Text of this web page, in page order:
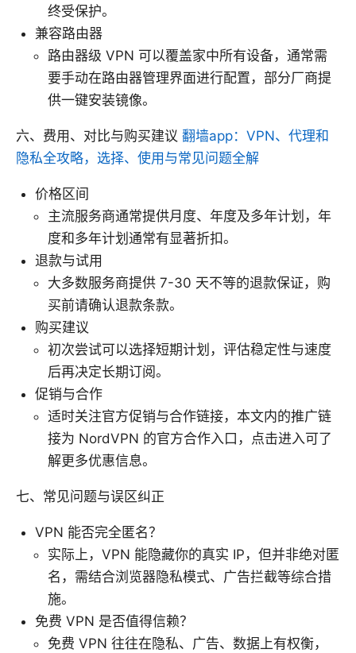
终受保护。
兼容路由器
路由器级 VPN 可以覆盖家中所有设备，通常需
要手动在路由器管理界面进行配置，部分厂商提
供一键安装镜像。
六、费用、对比与购买建议 翻墙app：VPN、代理和
隐私全攻略，选择、使用与常见问题全解
价格区间
主流服务商通常提供月度、年度及多年计划，年
度和多年计划通常有显著折扣。
退款与试用
大多数服务商提供 7-30 天不等的退款保证，购
买前请确认退款条款。
购买建议
初次尝试可以选择短期计划，评估稳定性与速度
后再决定长期订阅。
促销与合作
适时关注官方促销与合作链接，本文内的推广链
接为 NordVPN 的官方合作入口，点击进入可了
解更多优惠信息。
七、常见问题与误区纠正
VPN 能否完全匿名？
实际上，VPN 能隐藏你的真实 IP，但并非绝对匿
名，需结合浏览器隐私模式、广告拦截等综合措
施。
免费 VPN 是否值得信赖？
免费 VPN 往往在隐私、广告、数据上有权衡，